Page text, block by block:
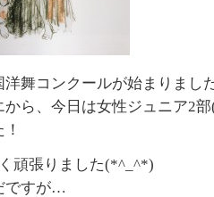
洋舞コンクールが始まりまし
から、今日は女性ジュニア2
頑張りました(*^_^*)
ですが…